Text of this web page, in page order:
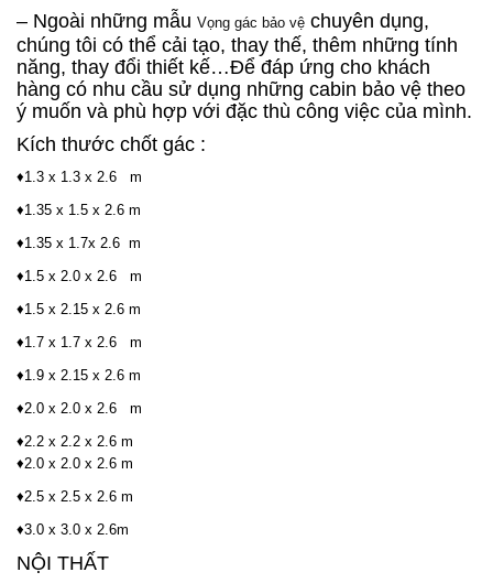
– Ngoài những mẫu Vọng gác bảo vệ chuyên dụng,
chúng tôi có thể cải tạo, thay thế, thêm những tính
năng, thay đổi thiết kế…Để đáp ứng cho khách
hàng có nhu cầu sử dụng những cabin bảo vệ theo
ý muốn và phù hợp với đặc thù công việc của mình.
Kích thước chốt gác :
♦1.3 x 1.3 x 2.6 m
♦1.35 x 1.5 x 2.6 m
♦1.35 x 1.7x 2.6 m
♦1.5 x 2.0 x 2.6 m
♦1.5 x 2.15 x 2.6 m
♦1.7 x 1.7 x 2.6 m
♦1.9 x 2.15 x 2.6 m
♦2.0 x 2.0 x 2.6 m
♦2.2 x 2.2 x 2.6 m
♦2.0 x 2.0 x 2.6 m
♦2.5 x 2.5 x 2.6 m
♦3.0 x 3.0 x 2.6m
NỘI THẤT